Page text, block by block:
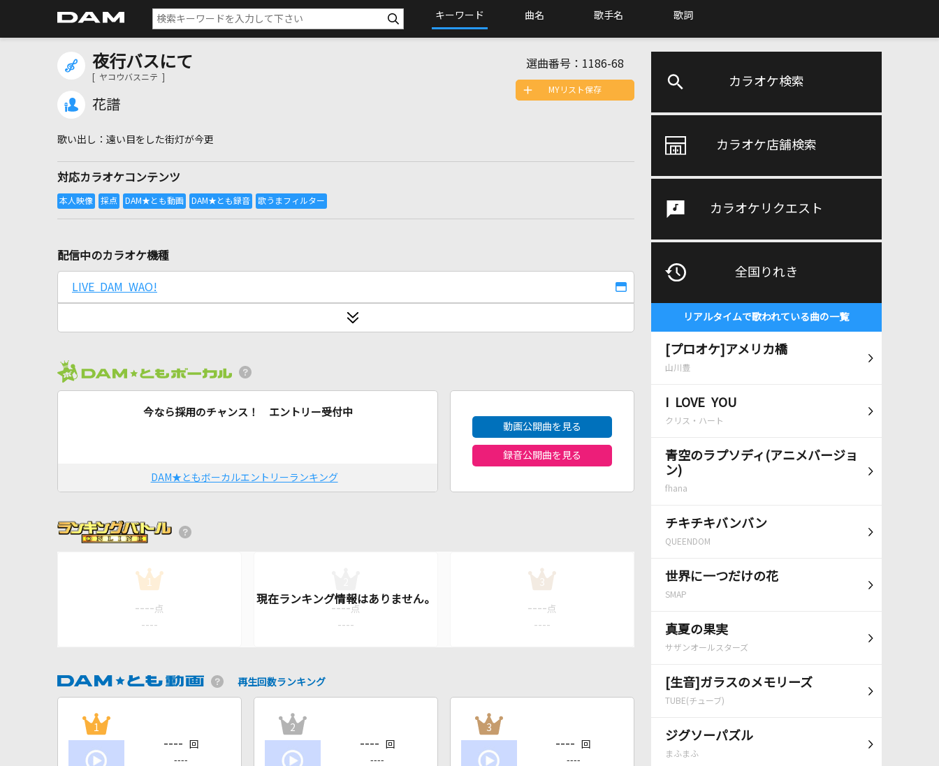
キーワード 曲名 歌手名 歌詞
カラオケ検索
カラオケ店舗検索
カラオケリクエスト
全国りれき
リアルタイムで歌われている曲の一覧
[プロオケ]アメリカ橋
山川豊
I LOVE YOU
クリス・ハート
青空のラプソディ(アニメバージョ
ン)
fhana
チキチキバンバン
QUEENDOM
世界に一つだけの花
SMAP
真夏の果実
サザンオールスターズ
[生音]ガラスのメモリーズ
TUBE(チューブ)
ジグソーパズル
まふまふ
夜行バスにて
[ ヤコウバスニテ ]
花譜
選曲番号： 1186-68
遠い目をした街灯が今更
対応カラオケコンテンツ
MYリスト保存
配信中のカラオケ機種
LIVE DAM WAO!
今なら採用のチャンス！ エントリー受付中
DAM★ともボーカルエントリーランキング
動画公開曲を見る
録音公開曲を見る
1
---- 点
----
---- 点
----
3
---- 点
----
再生回数ランキング
1
---- 回
----
2
---- 回
----
3
---- 回
----